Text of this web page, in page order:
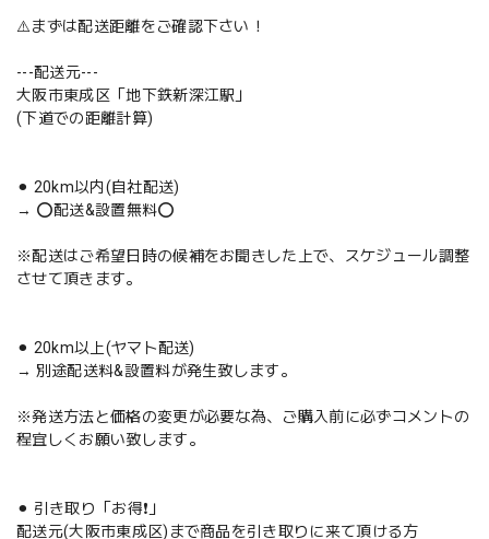
⚠️まずは配送距離をご確認下さい！
---配送元---
大阪市東成区「地下鉄新深江駅」
(下道での距離計算)
⚫︎ 20km以内(自社配送)
→ ⭕️配送&設置無料⭕️
※配送はご希望日時の候補をお聞きした上で、スケジュール調整
させて頂きます。
⚫︎ 20km以上(ヤマト配送)
→ 別途配送料&設置料が発生致します。
※発送方法と価格の変更が必要な為、ご購入前に必ずコメントの
程宜しくお願い致します。
⚫︎ 引き取り「お得❗️」
配送元(大阪市東成区)まで商品を引き取りに来て頂ける方